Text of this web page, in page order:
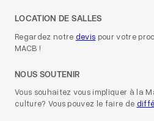
LOCATION DE SALLES
Regardez notre devis pour votre
MACB !
NOUS SOUTENIR
Vous souhaitez vous impliquer à la
culture? Vous pouvez le faire de